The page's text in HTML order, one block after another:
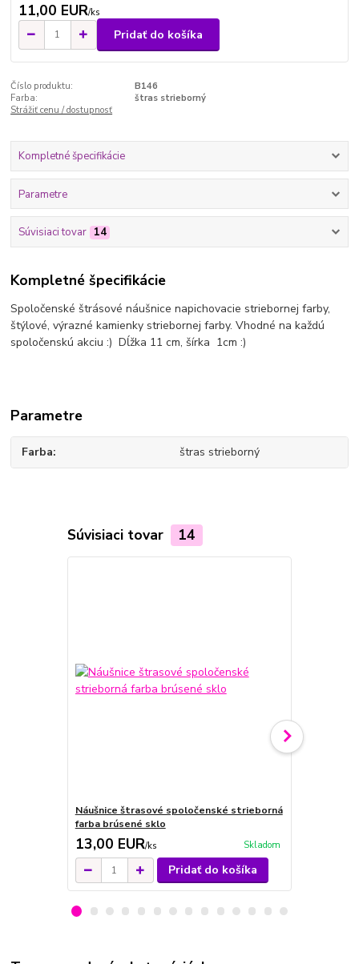
11,00 EUR/ks
Pridať do košíka
Číslo produktu:
B146
Farba:
štras strieborný
Strážiť cenu / dostupnosť
Kompletné špecifikácie
Parametre
Súvisiaci tovar 14
Kompletné špecifikácie
Spoločenské štrásové náušnice napichovacie striebornej farby,
štýlové, výrazné kamienky striebornej farby. Vhodné na každú
spoločenskú akciu :) Dĺžka 11 cm, šírka 1cm :)
Parametre
Farba štras strieborný
Súvisiaci tovar 14
Náušnice štrasové spoločenské strieborná
farba brúsené sklo
13,00 EUR/ks Skladom
Pridať do košíka